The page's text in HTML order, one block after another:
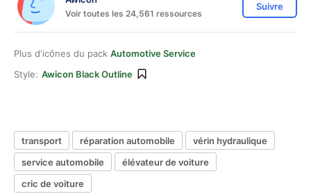
Voir toutes les 24,561 ressources
Suivre
Plus d'icônes du pack Automotive Service
Style: Awicon Black Outline
transport réparation automobile
vérin hydraulique
service automobile
élévateur de voiture
cric de voiture